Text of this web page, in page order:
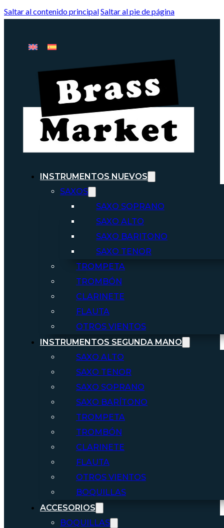
Saltar al contenido principalSaltar al pie de página
INSTRUMENTOS NUEVOS
SAXOS
SAXO SOPRANO
SAXO ALTO
SAXO BARITONO
SAXO TENOR
TROMPETA
TROMBÓN
CLARINETE
FLAUTA
OTROS VIENTOS
INSTRUMENTOS SEGUNDA MANO
SAXO ALTO
SAXO TENOR
SAXO SOPRANO
SAXO BARÍTONO
TROMPETA
TROMBÓN
CLARINETE
FLAUTA
OTROS VIENTOS
BOQUILLAS
ACCESORIOS
BOQUILLAS